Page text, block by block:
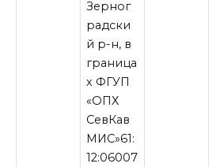
Зерног
радски
й р-н, в
граница
х ФГУП
«ОПХ
СевКав
МИС»61:
12:06007